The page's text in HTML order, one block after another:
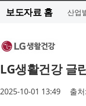
보도자료 홈 산업
LG생활건강 글
2025-10-01 13:49 출처: